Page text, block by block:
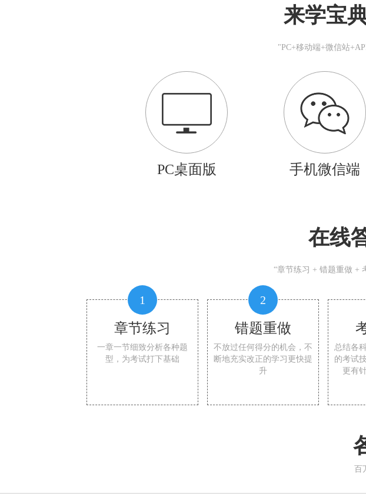
来学宝
"PC+移动端+微信站
PC桌面版 手机微信端
在线
“章节练习 + 错题重做 +
1
章节练习
一章一节细致分析各种题
型，为考试打下基础
2
错题重做
不放过任何得分的机会，不
断地充实改正的学习更快提
升
总结各
的考试
更有
百